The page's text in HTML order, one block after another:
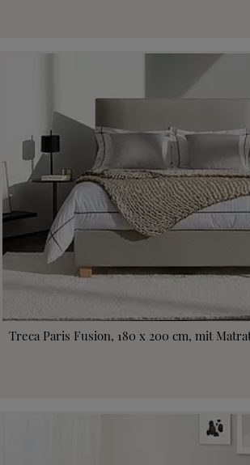
Treca Paris Fusion, 180 x 200 cm, mit